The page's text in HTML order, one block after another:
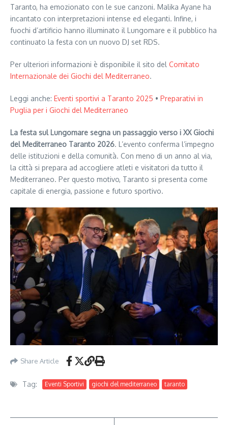
Taranto, ha emozionato con le sue canzoni. Malika Ayane ha
incantato con interpretazioni intense ed eleganti. Infine, i
fuochi d’artificio hanno illuminato il Lungomare e il pubblico ha
continuato la festa con un nuovo DJ set RDS.
Per ulteriori informazioni è disponibile il sito del Comitato
Internazionale dei Giochi del Mediterraneo.
Leggi anche: Eventi sportivi a Taranto 2025 • Preparativi in
Puglia per i Giochi del Mediterraneo
La festa sul Lungomare segna un passaggio verso i XX Giochi
del Mediterraneo Taranto 2026. L’evento conferma l’impegno
delle istituzioni e della comunità. Con meno di un anno al via,
la città si prepara ad accogliere atleti e visitatori da tutto il
Mediterraneo. Per questo motivo, Taranto si presenta come
capitale di energia, passione e futuro sportivo.
Share Article
Tag: Eventi Sportivi giochi del mediterraneo taranto